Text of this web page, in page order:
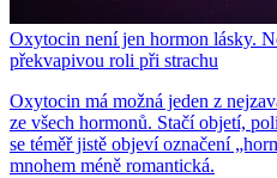
Oxytocin není jen hormon lásky.
překvapivou roli při strachu
Oxytocin má možná jeden z
ze všech hormonů. Stačí objetí,
se téměř jistě objeví označení
mnohem méně romantická.